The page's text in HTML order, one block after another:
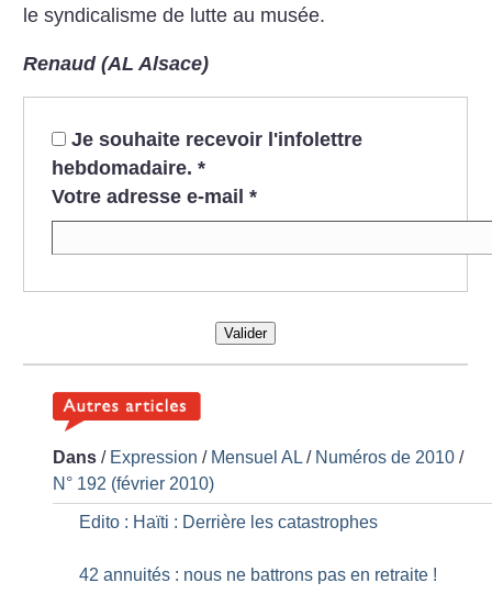
le syndicalisme de lutte au musée.
Renaud (AL Alsace)
Je souhaite recevoir l'infolettre
hebdomadaire. *
Votre adresse e-mail *
Valider
Dans / Expression / Mensuel AL/ Numéros de 2010 /
N° 192 (février 2010)
Edito : Haïti : Derrière les catastrophes
42 annuités : nous ne battrons pas en retraite !